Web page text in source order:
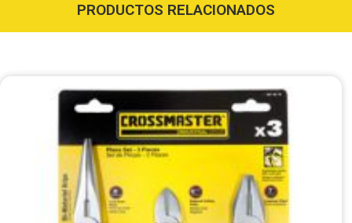
PRODUCTOS RELACIONADOS